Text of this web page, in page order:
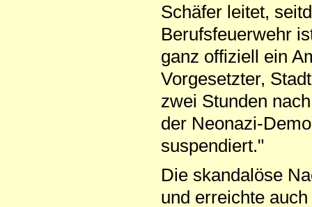
Schäfer leitet,
Berufsfeuerwehr
ganz offiziell ein
Vorgesetzter,
zwei Stunden
der Neonazi-
suspendiert."
Die skandalöse
und erreichte